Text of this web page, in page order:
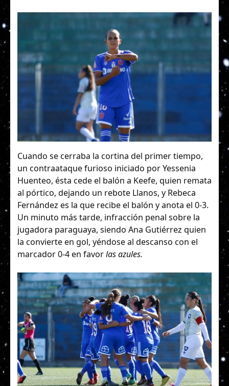
Cuando se cerraba la cortina del primer tiempo,
un contraataque furioso iniciado por Yessenia
Huenteo, ésta cede el balón a Keefe, quien remata
al pórtico, dejando un rebote Llanos, y Rebeca
Fernández es la que recibe el balón y anota el 0-3.
Un minuto más tarde, infracción penal sobre la
jugadora paraguaya, siendo Ana Gutiérrez quien
la convierte en gol, yéndose al descanso con el
marcador 0-4 en favorlas azules.